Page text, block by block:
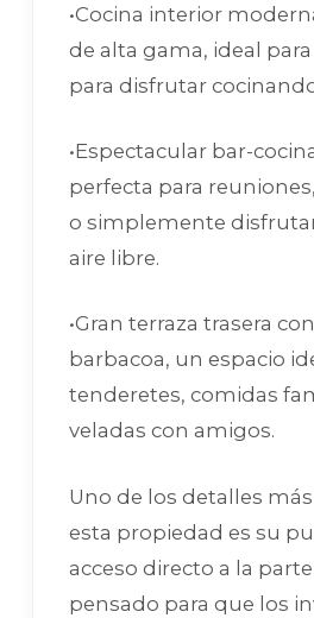
•Cocina interior
de alta gama, ideal
para disfrutar
•Espectacular bar-
perfecta para
o simplemente
aire libre.
•Gran terraza trasera
barbacoa, un espacio
tenderetes, comidas
veladas con amigos.
Uno de los detalles
esta propiedad es su
acceso directo a la
pensado para que los